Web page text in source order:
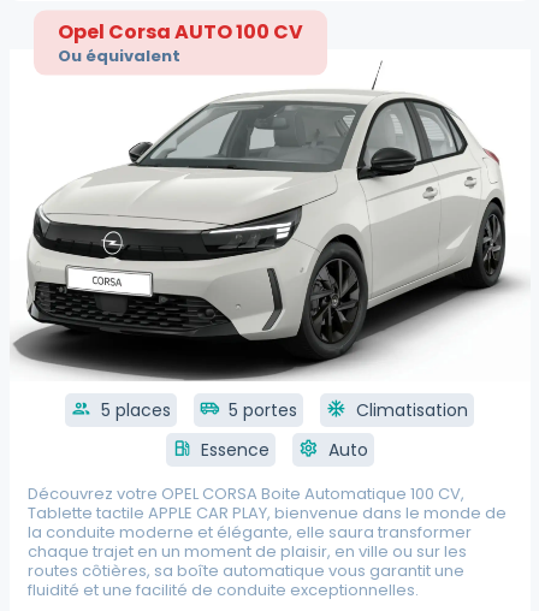
Opel Corsa AUTO 100 CV
Ou équivalent
group 5 places airport_shuttle 5 portes ac_unit Climatisation
local_gas_station Essence settings Auto
Découvrez votre OPEL CORSA Boite Automatique 100 CV,
Tablette tactile APPLE CAR PLAY, bienvenue dans le monde de
la conduite moderne et élégante, elle saura transformer
chaque trajet en un moment de plaisir, en ville ou sur les
routes côtières, sa boîte automatique vous garantit une
fluidité et une facilité de conduite exceptionnelles.